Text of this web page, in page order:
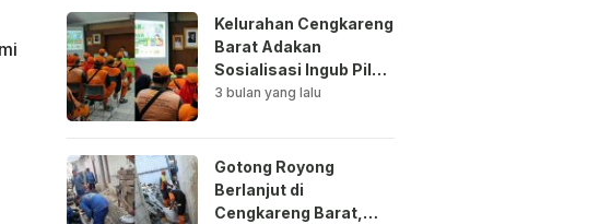
Kelurahan Cengkareng
Barat Adakan
Sosialisasi Ingub Pilah
Sampah Kepada PPSU
3 bulan yang lalu
Gotong Royong
Berlanjut di
Cengkareng Barat,